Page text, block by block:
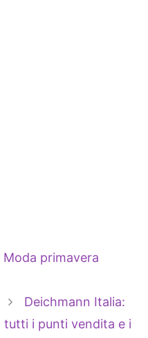
Moda primavera
Deichmann Italia:
tutti i punti vendita e i